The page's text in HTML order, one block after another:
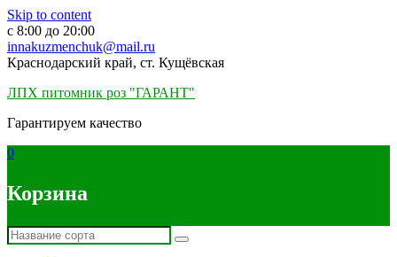
Skip to content
c 8:00 до 20:00
innakuzmenchuk@mail.ru
Краснодарский край, ст. Кущёвская
ЛПХ питомник роз "ГАРАНТ"
Гарантируем качество
0
Корзина